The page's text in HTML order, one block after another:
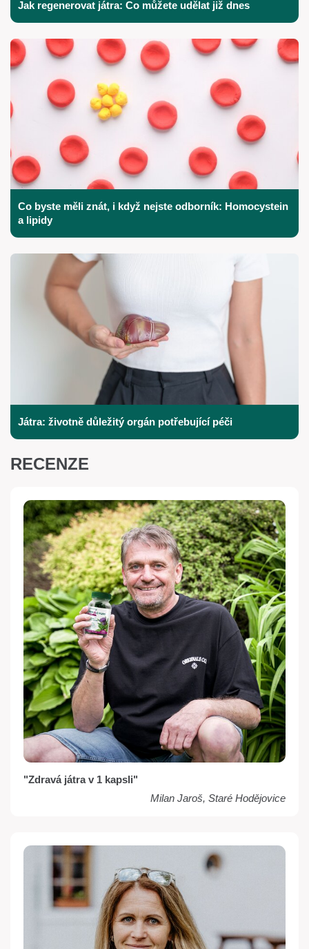
Jak regenerovat játra: Co můžete udělat již dnes
Co byste měli znát, i když nejste odborník: Homocystein
a lipidy
Játra: životně důležitý orgán potřebující péči
RECENZE
"Zdravá játra v 1 kapsli"
Milan Jaroš, Staré Hodějovice